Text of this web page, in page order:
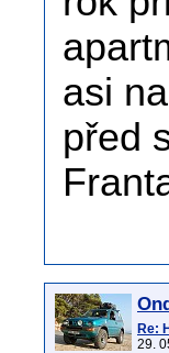
asi
před
Re:
29.